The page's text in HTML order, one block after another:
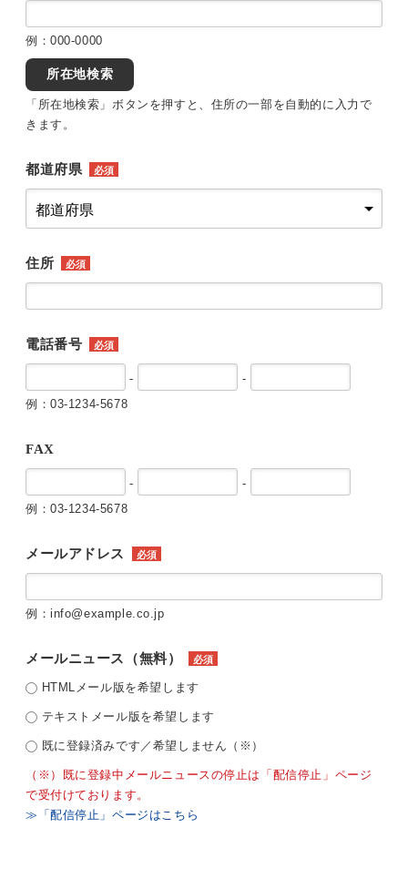
例：000-0000
所在地検索
「所在地検索」ボタンを押すと、住所の一部を自動的に入力で
きます。
都道府県 必須
住所 必須
電話番号 必須
-
-
例：03-1234-5678
FAX
-
-
例：03-1234-5678
メールアドレス 必須
例：info@example.co.jp
メールニュース（無料） 必須
HTMLメール版を希望します
テキストメール版を希望します
既に登録済みです／希望しません（※）
（※）既に登録中メールニュースの停止は「配信停止」ページ
で受付けております。
≫「配信停止」ページはこちら